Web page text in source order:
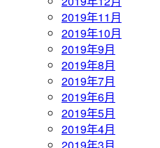
2019年11月
2019年10月
2019年9月
2019年8月
2019年7月
2019年6月
2019年5月
2019年4月